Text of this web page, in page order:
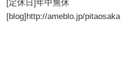
[定休日]年中無休
[blog]http://ameblo.jp/pitaosaka